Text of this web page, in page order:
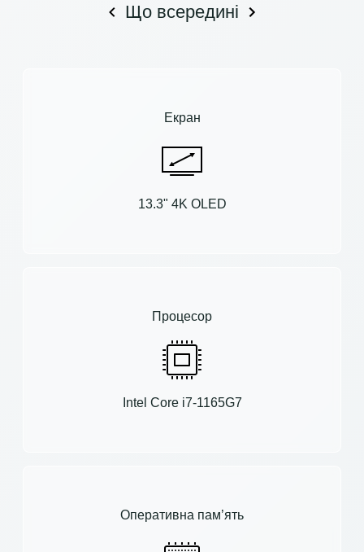
Що всередині
Екран
13.3" 4K OLED
Процесор
Intel Core i7-1165G7
Оперативна пам’ять